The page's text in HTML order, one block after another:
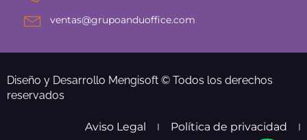
ventas@grupoanduoffice.com
Diseño y Desarrollo Mengisoft © Todos los derechos
reservados
Aviso Legal Política de privacidad